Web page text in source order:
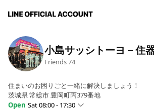
小島サッシトーヨ－住
Friends74
住まいのお困りごと一緒に解決しましょう！
茨城県 常総市 豊岡町丙379番地
Open Sat 08:00 - 17:30